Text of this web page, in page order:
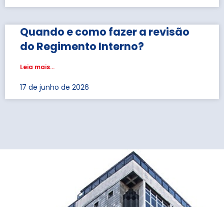
Quando e como fazer a revisão
do Regimento Interno?
Leia mais...
17 de junho de 2026